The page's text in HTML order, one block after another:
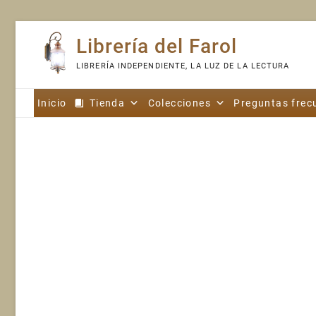
content
Librería del Farol
LIBRERÍA INDEPENDIENTE, LA LUZ DE LA LECTURA
Inicio Tienda Colecciones Preguntas